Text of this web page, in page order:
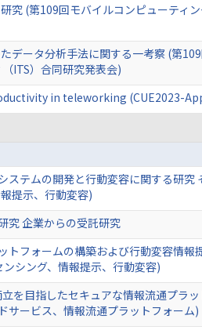
究 (第109回モバイルコンピューティ
データ分析手法に関する一考察 (第
ITS）合同研究発表会)
in teleworking (CUE2023-
テムの開発と行動変容に関する研究
提示、行動変容)
究 企業からの受託研究
トフォームの構築および行動変容情
シング、情報提示、行動変容)
を目指したセキュアな情報流通プラ
サービス、情報流通プラットフォーム)